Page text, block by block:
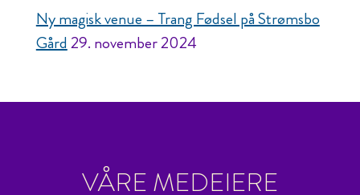
Ny magisk venue – Trang Fødsel på Strømsbo
Gård29. november 2024
VÅRE MEDEIERE